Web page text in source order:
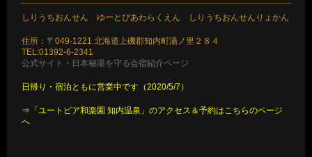
しりうちおんせん ゆーとぴあわらくえん しりうちおんせんりょかん
住所：〒049-1221 北海道上磯郡知内町湯ノ里２８４
TEL:01392-6-2341
公式サイト ・ 日本秘湯を守る会宿紹介ページ
日帰り・宿泊ともに営業中です（2020/5/7）
⇒「ユートピア和楽園 知内温泉」のアクセス＆予約はこちらのページ
へ